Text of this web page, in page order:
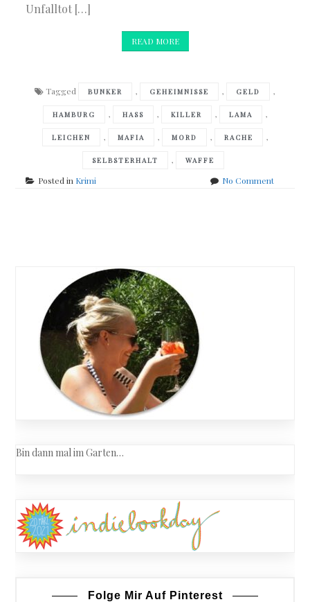
Unfalltot […]
READ MORE
Tagged BUNKER , GEHEIMNISSE , GELD ,
HAMBURG , HASS , KILLER , LAMA ,
LEICHEN , MAFIA , MORD , RACHE ,
SELBSTERHALT , WAFFE
Posted in Krimi No Commenton
navigation
Bin dann mal im Garten…
Folge Mir Auf Pinterest